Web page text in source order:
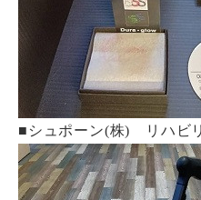
■シュポーン(株) リハビ